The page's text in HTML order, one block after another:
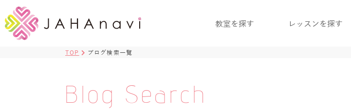
教室を探す レッスンを探す
TOP ブログ検索一覧
Blog Search